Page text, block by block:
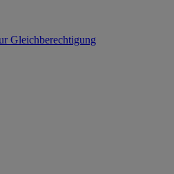
Gleichberechtigung